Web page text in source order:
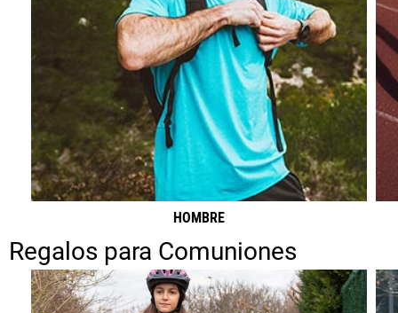
HOMBRE
Regalos para Comuniones